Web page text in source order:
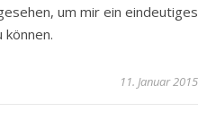
um mir ein eindeutiges
können.
11. Januar 2015